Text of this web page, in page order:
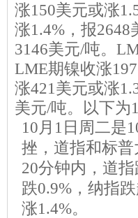
涨150美元或涨
涨1.4%，报
3146美元/吨。
LME期镍收涨
涨421美元或涨
美元/吨。以下为
10月1日周二是
挫，道指和标普
20分钟内，道
跌0.9%，纳指
涨1.4%。